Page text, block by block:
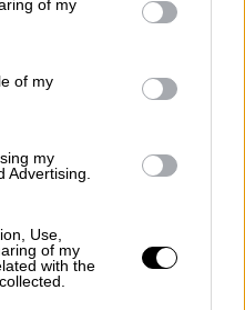
You may click to
and its third-party tags to
purposes in below Google
of my
of my
my
Advertising.
Use,
of my
with the
προγραμματικής
αναπτύσσουμε
δυναμώνουμε την
και
πολιτών. Το
πεδίο άσκησης